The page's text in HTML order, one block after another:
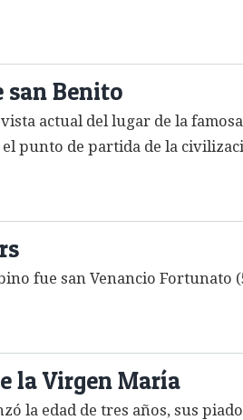
san Benito
actual del lugar de la
punto de partida de la
fue san Venancio Fortunato
la Virgen María
la edad de tres años, sus